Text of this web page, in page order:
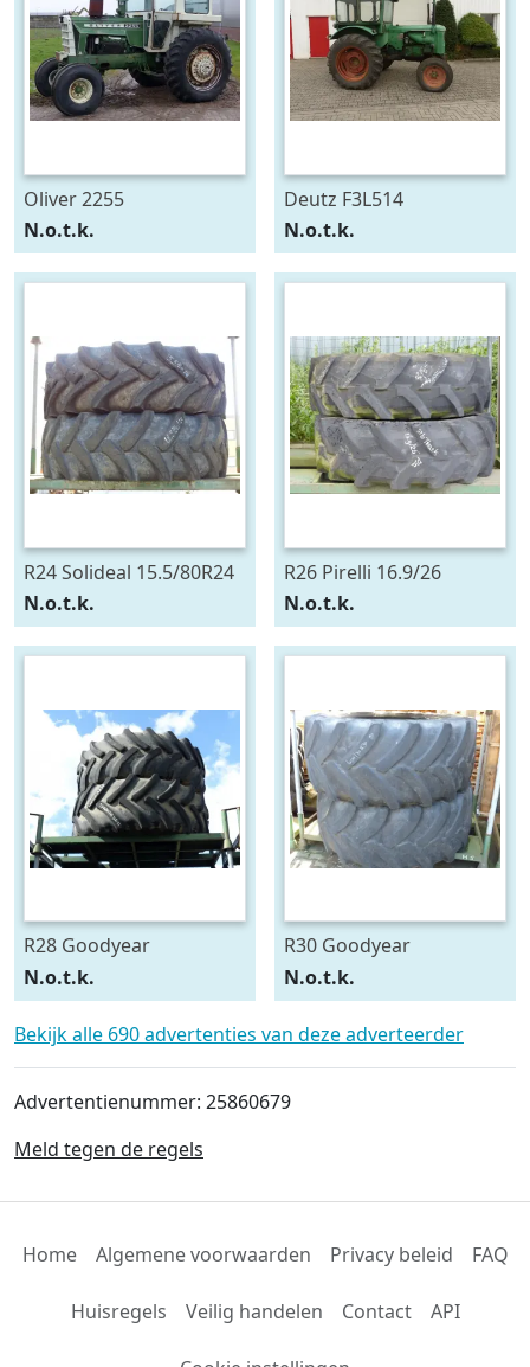
Oliver 2255
N.o.t.k.
Deutz F3L514
N.o.t.k.
R24 Solideal 15.5/80R24
N.o.t.k.
R26 Pirelli 16.9/26
N.o.t.k.
R28 Goodyear
540/75R28
N.o.t.k.
R30 Goodyear
600/70R30
N.o.t.k.
Bekijk alle 690 advertenties van deze adverteerder
Advertentienummer: 25860679
Meld tegen de regels
Home Algemene voorwaarden Privacy beleid FAQ
Huisregels Veilig handelen Contact API